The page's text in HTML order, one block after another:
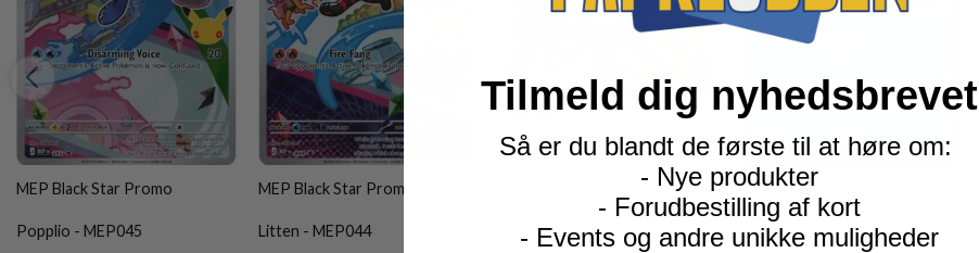
MEP Black Star Promo
Popplio - MEP045
MEP Black Star Promo
Litten - MEP044
MEP Black Star Promo
Charmander - MEP038
MEP Black Star Promo
Golduck - MEP008
Tilmeld dig nyhedsbrevet
Så er du blandt de første til at høre om:
- Nye produkter
- Forudbestilling af kort
- Events og andre unikke muligheder